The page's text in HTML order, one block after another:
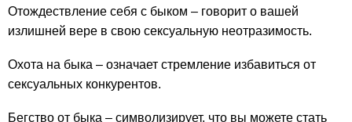
Отождествление себя с быком – говорит о вашей
излишней вере в свою сексуальную неотразимость.
Охота на быка – означает стремление избавиться от
сексуальных конкурентов.
Бегство от быка – символизирует, что вы можете стать